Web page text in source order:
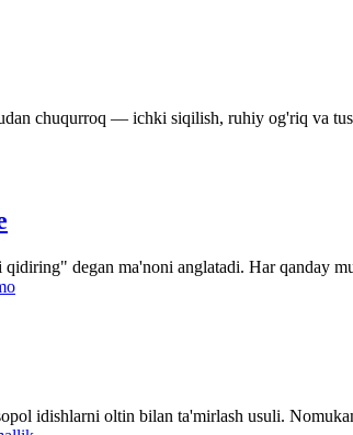
chuqurroq — ichki siqilish, ruhiy og'riq va
degan ma'noni anglatadi. Har qanday
idishlarni oltin bilan ta'mirlash usuli.